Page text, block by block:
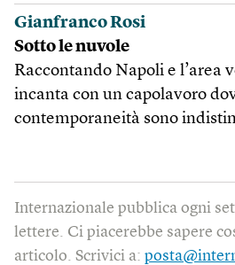
Gianfranco Rosi
Sotto le nuvole
Raccontando Napoli e l’area
incanta con un capolavoro
contemporaneità sono
Internazionale pubblica ogni
lettere. Ci piacerebbe sapere
articolo. Scrivici a: